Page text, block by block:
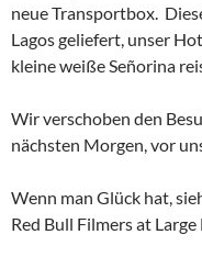
neue Transportbox.
Lagos geliefert, unser
kleine weiße Señorina
Wir verschoben den
nächsten Morgen, vor
Wenn man Glück hat,
Red Bull Filmers at